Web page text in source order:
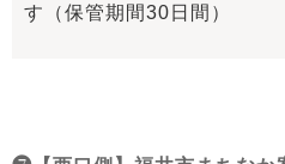
す（保管期間30日間）